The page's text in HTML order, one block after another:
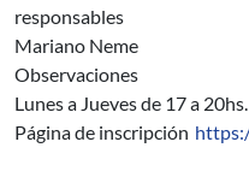
responsables
Mariano Neme
Observaciones
Lunes a Jueves de 17 a
Página de inscripción